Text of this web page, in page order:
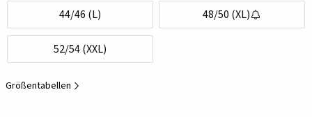
44/46 (L) 48/50 (XL)
52/54 (XXL)
Größentabellen